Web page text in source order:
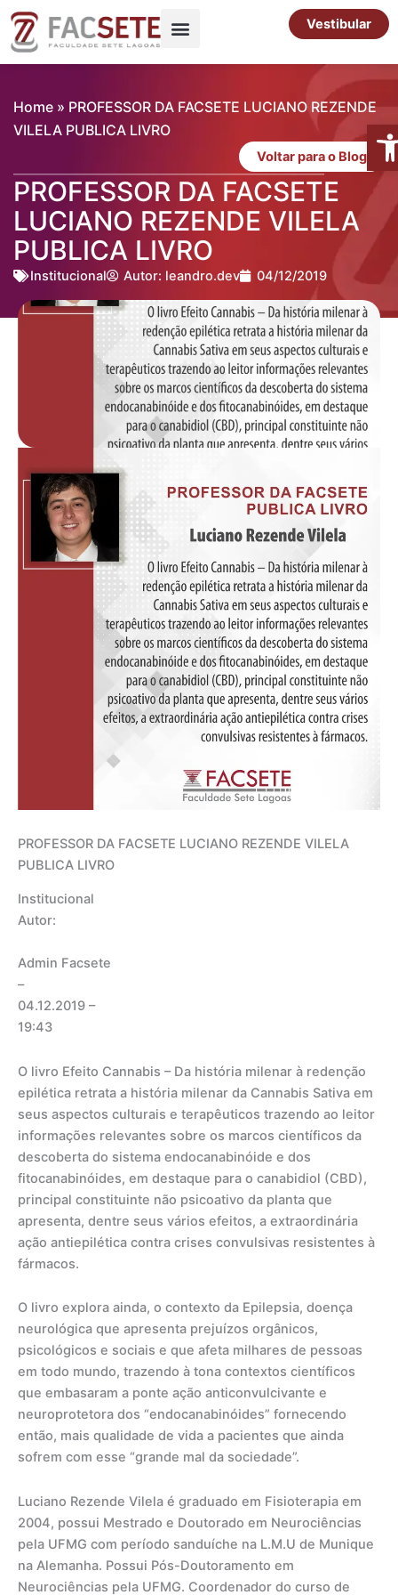
para
Vestibular
Home » PROFESSOR DA FACSETE LUCIANO REZENDE
VILELA PUBLICA LIVRO
Voltar para o Blog
PROFESSOR DA FACSETE
LUCIANO REZENDE VILELA
PUBLICA LIVRO
Institucional Autor: leandro.dev 04/12/2019
PROFESSOR DA FACSETE LUCIANO REZENDE VILELA
PUBLICA LIVRO
Institucional
Autor:
Admin Facsete
–
04.12.2019 –
19:43
O livro Efeito Cannabis – Da história milenar à redenção
epilética retrata a história milenar da Cannabis Sativa em
seus aspectos culturais e terapêuticos trazendo ao leitor
informações relevantes sobre os marcos científicos da
descoberta do sistema endocanabinóide e dos
fitocanabinóides, em destaque para o canabidiol (CBD),
principal constituinte não psicoativo da planta que
apresenta, dentre seus vários efeitos, a extraordinária
ação antiepilética contra crises convulsivas resistentes à
fármacos.
O livro explora ainda, o contexto da Epilepsia, doença
neurológica que apresenta prejuízos orgânicos,
psicológicos e sociais e que afeta milhares de pessoas
em todo mundo, trazendo à tona contextos científicos
que embasaram a ponte ação anticonvulcivante e
neuroprotetora dos “endocanabinóides” fornecendo
então, mais qualidade de vida a pacientes que ainda
sofrem com esse “grande mal da sociedade”.
Luciano Rezende Vilela é graduado em Fisioterapia em
2004, possui Mestrado e Doutorado em Neurociências
pela UFMG com período sanduíche na L.M.U de Munique
na Alemanha. Possui Pós-Doutoramento em
Neurociências pela UFMG. Coordenador do curso de